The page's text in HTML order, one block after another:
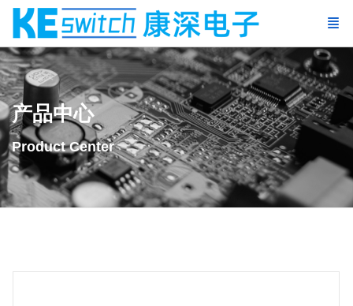
产品中心
Product Center